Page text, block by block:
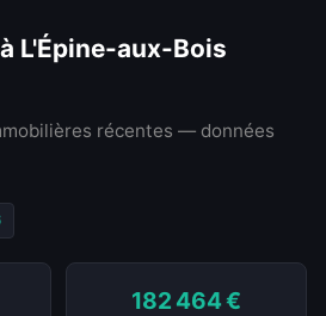
L'Épine-aux-Bois
récentes — données
182 464 €